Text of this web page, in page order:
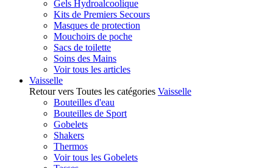
Gels Hydroalcoolique
Kits de Premiers Secours
Masques de protection
Mouchoirs de poche
Sacs de toilette
Soins des Mains
Voir tous les articles
Vaisselle
Retour vers Toutes les catégories Vaisselle
Bouteilles d'eau
Bouteilles de Sport
Gobelets
Shakers
Thermos
Voir tous les Gobelets